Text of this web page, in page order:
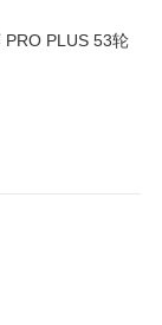
PRO PLUS 53轮